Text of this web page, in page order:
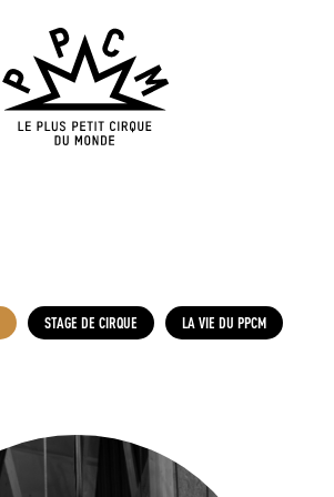
STAGE DE CIRQUE LA VIE DU PPCM